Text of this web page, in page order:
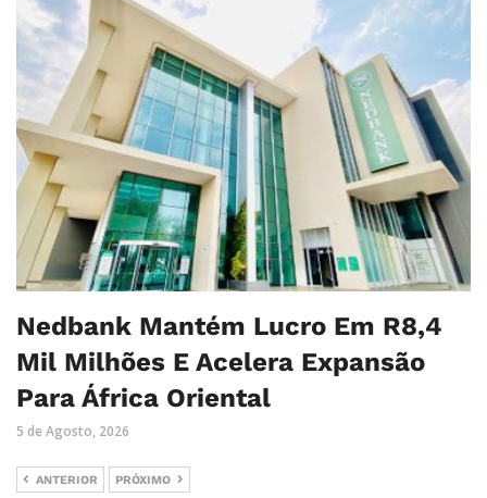
Nedbank Mantém Lucro Em R8,4
Mil Milhões E Acelera Expansão
Para África Oriental
5 de Agosto, 2026
ANTERIOR PRÓXIMO